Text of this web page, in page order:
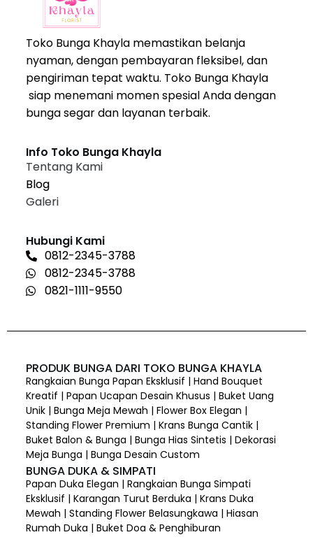
Toko Bunga Khayla memastikan belanja
nyaman, dengan pembayaran fleksibel, dan
pengiriman tepat waktu. Toko Bunga Khayla
siap menemani momen spesial Anda dengan
bunga segar dan layanan terbaik.
Info Toko Bunga Khayla
Tentang Kami
Blog
Galeri
Hubungi Kami
0812-2345-3788
0812-2345-3788
0821-1111-9550
PRODUK BUNGA DARI TOKO BUNGA KHAYLA
Rangkaian Bunga Papan Eksklusif | Hand Bouquet
Kreatif | Papan Ucapan Desain Khusus | Buket Uang
Unik | Bunga Meja Mewah | Flower Box Elegan |
Standing Flower Premium | Krans Bunga Cantik |
Buket Balon & Bunga | Bunga Hias Sintetis | Dekorasi
Meja Bunga | Bunga Desain Custom
BUNGA DUKA & SIMPATI
Papan Duka Elegan | Rangkaian Bunga Simpati
Eksklusif | Karangan Turut Berduka | Krans Duka
Mewah | Standing Flower Belasungkawa | Hiasan
Rumah Duka | Buket Doa & Penghiburan